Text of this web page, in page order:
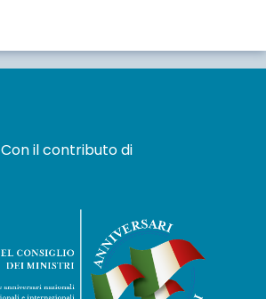
Con il contributo di